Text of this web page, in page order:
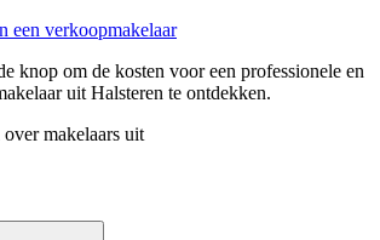
een verkoopmakelaar
knop om de kosten voor een professionele en
uit Halsteren te ontdekken.
makelaars uit